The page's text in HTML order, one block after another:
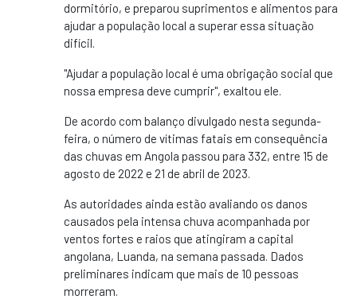
dormitório, e preparou suprimentos e alimentos para
ajudar a população local a superar essa situação
difícil.
"Ajudar a população local é uma obrigação social que
nossa empresa deve cumprir", exaltou ele.
De acordo com balanço divulgado nesta segunda-
feira, o número de vítimas fatais em consequência
das chuvas em Angola passou para 332, entre 15 de
agosto de 2022 e 21 de abril de 2023.
As autoridades ainda estão avaliando os danos
causados pela intensa chuva acompanhada por
ventos fortes e raios que atingiram a capital
angolana, Luanda, na semana passada. Dados
preliminares indicam que mais de 10 pessoas
morreram.